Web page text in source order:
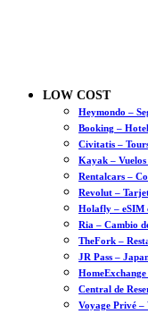
LOW COST
Heymondo –
Booking –
Civitatis –
Kayak – Vuelos
Rentalcars –
Revolut –
Holafly – eSIM
Ria – Cambio
TheFork –
JR Pass –
Central de
Voyage Privé